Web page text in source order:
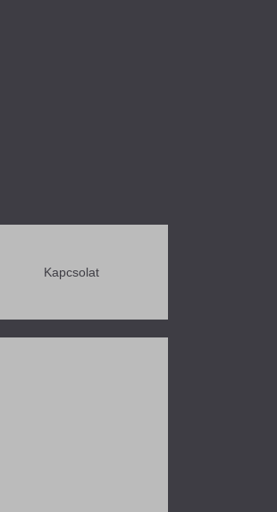
Kapcsolat